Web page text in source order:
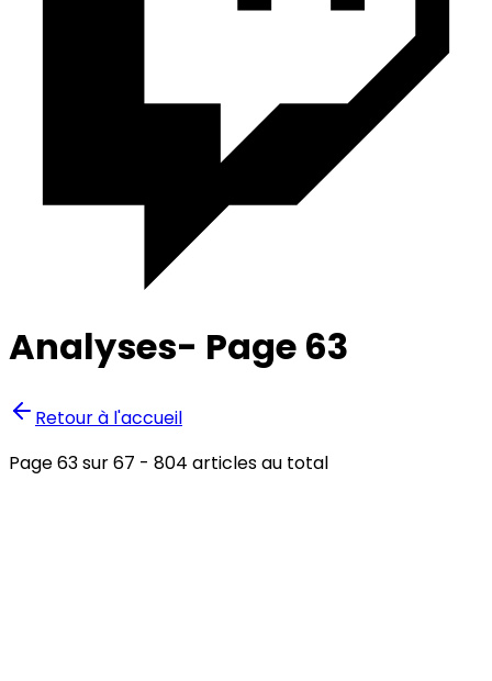
Analyses- Page 63
Retour à l'accueil
Page63sur67 - 804 articles au total